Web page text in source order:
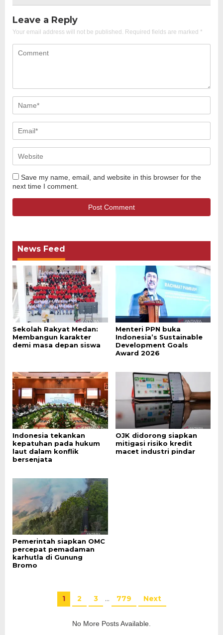
Leave a Reply
Your email address will not be published. Required fields are marked *
Save my name, email, and website in this browser for the
next time I comment.
News Feed
Sekolah Rakyat Medan:
Membangun karakter
demi masa depan siswa
Menteri PPN buka
Indonesia’s Sustainable
Development Goals
Award 2026
Indonesia tekankan
kepatuhan pada hukum
laut dalam konflik
bersenjata
OJK didorong siapkan
mitigasi risiko kredit
macet industri pindar
Pemerintah siapkan OMC
percepat pemadaman
karhutla di Gunung
Bromo
1 2 3 … 779 Next
No More Posts Available.